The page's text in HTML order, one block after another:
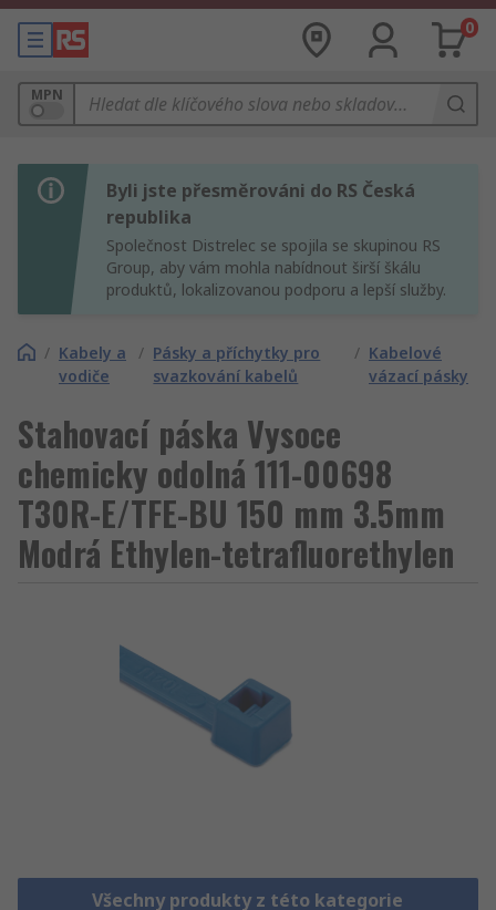
0
MPN
Byli jste přesměrováni do RS Česká
republika
Společnost Distrelec se spojila se skupinou RS
Group, aby vám mohla nabídnout širší škálu
produktů, lokalizovanou podporu a lepší služby.
/ Kabely a
vodiče
/ Pásky a příchytky pro
svazkování kabelů
/ Kabelové
vázací pásky
Stahovací páska Vysoce
chemicky odolná 111-00698
T30R-E/TFE-BU 150 mm 3.5mm
Modrá Ethylen-tetrafluorethylen
Všechny produkty z této kategorie